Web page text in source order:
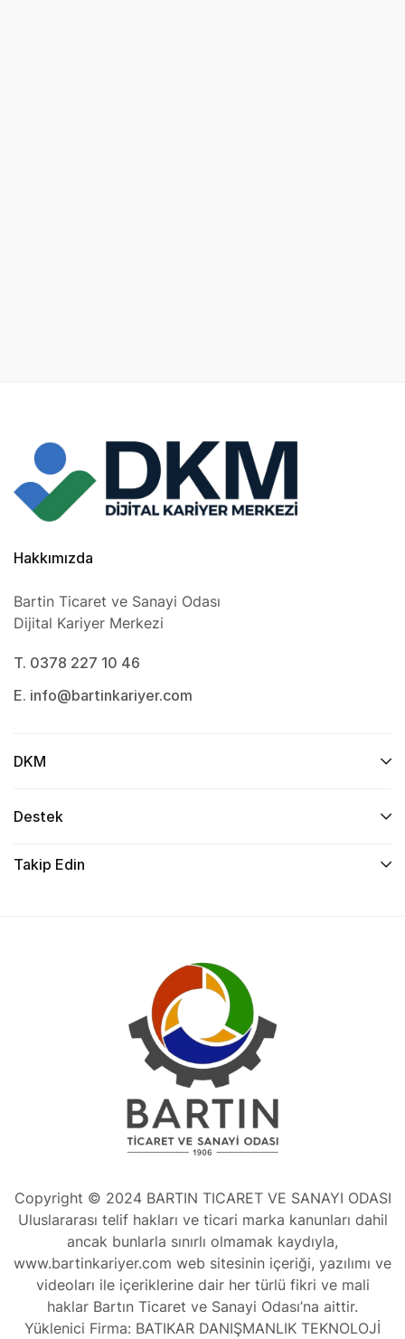
Hakkımızda
Bartin Ticaret ve Sanayi Odası
Dijital Kariyer Merkezi
T. 0378 227 10 46
E. info@bartinkariyer.com
DKM
Destek
Takip Edin
Copyright © 2024 BARTIN TICARET VE SANAYI ODASI
Uluslararası telif hakları ve ticari marka kanunları dahil
ancak bunlarla sınırlı olmamak kaydıyla,
www.bartinkariyer.com web sitesinin içeriği, yazılımı ve
videoları ile içeriklerine dair her türlü fikri ve mali
haklar Bartın Ticaret ve Sanayi Odası’na aittir.
Yüklenici Firma: BATIKAR DANIŞMANLIK TEKNOLOJİ